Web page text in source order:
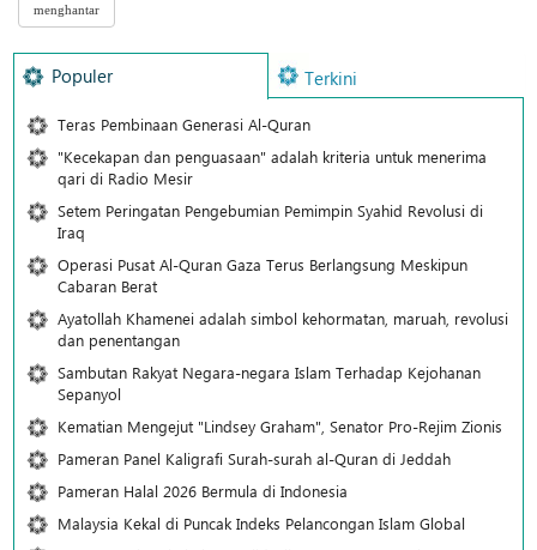
Populer Terkini
Teras Pembinaan Generasi Al-Quran
"Kecekapan dan penguasaan" adalah kriteria untuk menerima
qari di Radio Mesir
Setem Peringatan Pengebumian Pemimpin Syahid Revolusi di
Iraq
Operasi Pusat Al-Quran Gaza Terus Berlangsung Meskipun
Cabaran Berat
Ayatollah Khamenei adalah simbol kehormatan, maruah, revolusi
dan penentangan
Sambutan Rakyat Negara-negara Islam Terhadap Kejohanan
Sepanyol
Kematian Mengejut "Lindsey Graham", Senator Pro-Rejim Zionis
Pameran Panel Kaligrafi Surah-surah al-Quran di Jeddah
Pameran Halal 2026 Bermula di Indonesia
Malaysia Kekal di Puncak Indeks Pelancongan Islam Global